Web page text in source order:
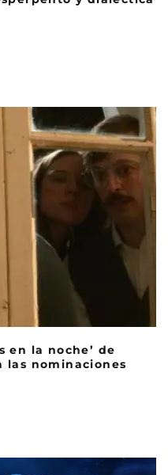
en la noche’ de
las nominaciones